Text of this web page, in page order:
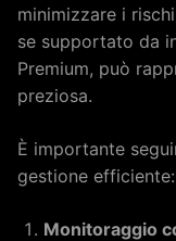
minimizzare i
se supportato da
Premium, può
preziosa.
È importante
gestione efficiente:
Monitoraggio